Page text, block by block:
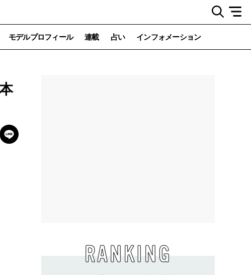
モデルプロフィール 連載 占い インフォメーション
RANKING